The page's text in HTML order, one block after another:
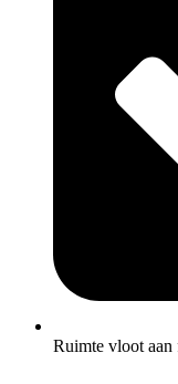
Ruimte vloot aan